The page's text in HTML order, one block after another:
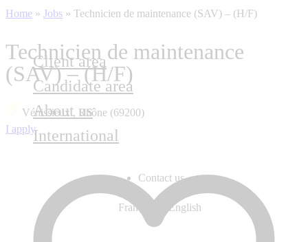
Client area
Candidate area
About us
International
Contact us
Français English
Home » Jobs » Technicien de maintenance (SAV) – (H/F)
Technicien de maintenance
(SAV) – (H/F)
Vénissieux , Rhône (69200)
I apply